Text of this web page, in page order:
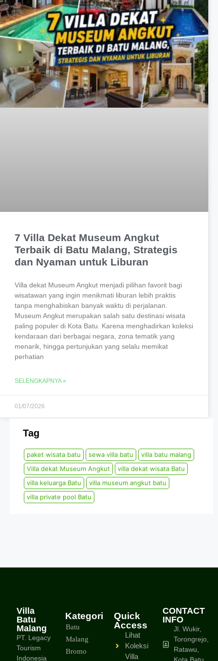
7 Villa Dekat Museum Angkut
Terbaik di Batu Malang, Strategis
dan Nyaman untuk Liburan
Villa dekat Museum Angkut menjadi pilihan favorit bagi
wisatawan yang ingin menikmati liburan lebih praktis
tanpa menghabiskan banyak waktu di perjalanan.
Museum Angkut merupakan salah satu destinasi wisata
paling populer di Kota Batu. Karena menghadirkan koleksi
kendaraan dari berbagai negara, zona tematik yang
menarik, hingga pertunjukan yang selalu memikat
perhatian
SELENGKAPNYA »
01/07/2026
Tag
paket wisata batu sewa villa batu
villa batu malang
Villa dekat Museum Angkut
villa dekat wisata Batu
villa keluarga Batu
villa museum angkut batu
villa private pool Batu
Villa
Batu
Malang
PT. Legacy
Tourism
Indonesia
Kategori
Batu
Malang
Bromo
Quick
Access
Lihat
Koleksi
Villa
CONTACT
INFO
Jl. Wukir,
Torongrejo,
Ratawu,